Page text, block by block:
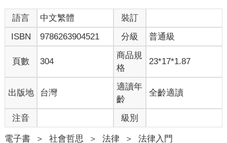
書，是一本希望孩子平安長大的書。
2023 年8 月23 日，是我人生的轉捩點。那天，參加教育部「校園
事件處理會議調查及輔導人才庫」培訓時，聽見一個個真實故事
在教室迴盪：孩子的淚水、老師的無奈、家長的怒吼。這些不就
是我日日面對的縮影嗎？那一刻，我明白了——有時候，最危險
的不是違法，而是不知道自己正在違法；最遺憾的不是沒有愛，
而是愛的方式出了錯。
於是，我創立了臉書粉專「律師帶您看校園裡的大小事」，用平
凡人的語言，講述法律背後的故事。讓老師知道界線在哪裡、讓
家長明白權利如何維護、讓行政人員在人情與制度間找到平衡
語言 中文繁體
裝訂
ISBN
9786263904521 分級 普通級
頁數 304
商品規
格
23*17*1.87
出版地 台灣
適讀年
齡
全齡適讀
注音 級別
電子書 ＞ 社會哲思 ＞ 法律 ＞ 法律入門